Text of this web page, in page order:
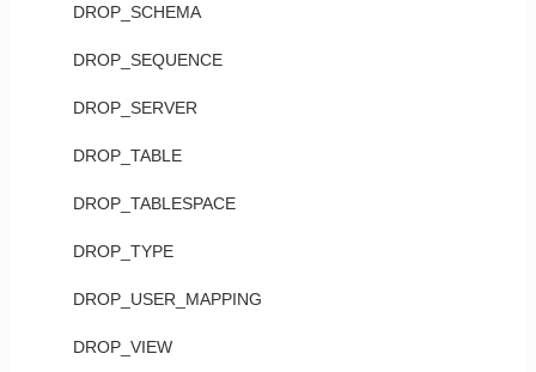
DROP_SCHEMA
DROP_SEQUENCE
DROP_SERVER
DROP_TABLE
DROP_TABLESPACE
DROP_TYPE
DROP_USER_MAPPING
DROP_VIEW